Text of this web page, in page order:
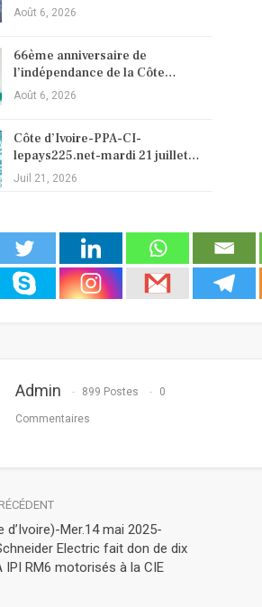
Août 6, 2026
66ème anniversaire de
l’indépendance de la Côte…
Août 6, 2026
Côte d’Ivoire-PPA-CI-
lepays225.net-mardi 21 juillet…
Juil 21, 2026
Admin 899 Postes 0
Commentaires
d’Ivoire)-Mer.14 mai 2025-
Electric fait don de dix
IPI RM6 motorisés à la CIE